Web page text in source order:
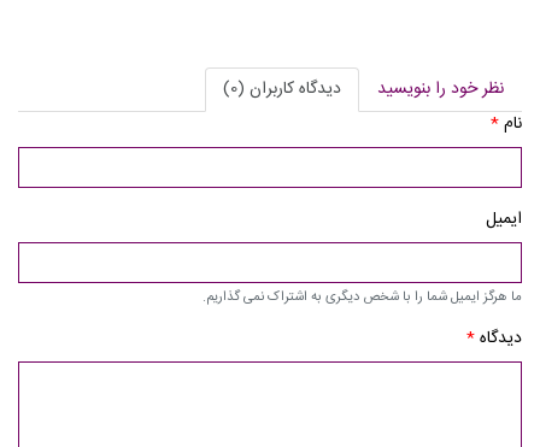
نظر خود را بنویسید
دیدگاه کاربران (0)
نام*
ایمیل
ما هرگز ایمیل شما را با شخص دیگری به اشتراک نمی گذاریم.
دیدگاه*